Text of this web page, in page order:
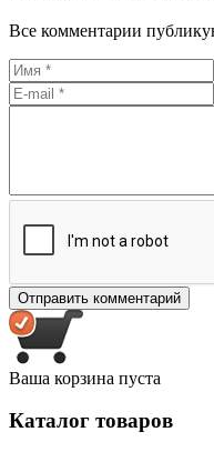
Все комментарии
Ваша корзина пуста
Каталог товаров